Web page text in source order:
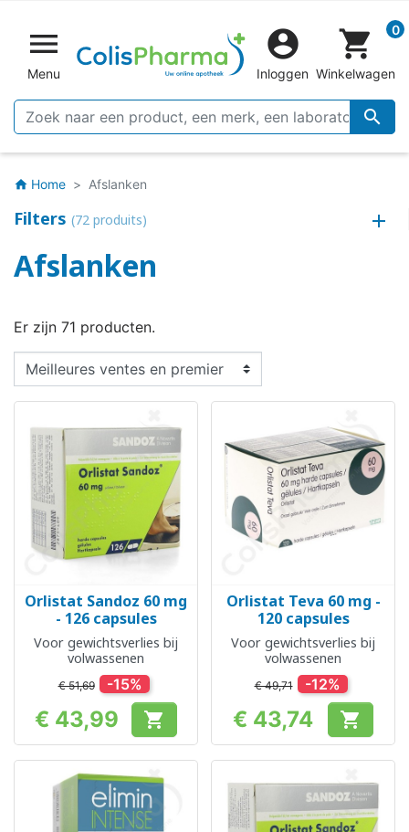

Menu


Inloggen
shopping_cart 0
Winkelwagen
home Home Afslanken
Filters (72 produits)
Afslanken
Er zijn 71 producten.
Orlistat Sandoz 60 mg
- 126 capsules
Voor gewichtsverlies bij
volwassenen
€ 51,69 -15%
Prijs
€ 43,99 
Orlistat Teva 60 mg -
120 capsules
Voor gewichtsverlies bij
volwassenen
€ 49,71 -12%
Prijs
€ 43,74 